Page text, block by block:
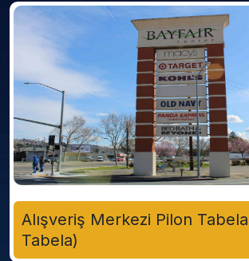
Alışveriş Merkezi Pilon
Tabela)